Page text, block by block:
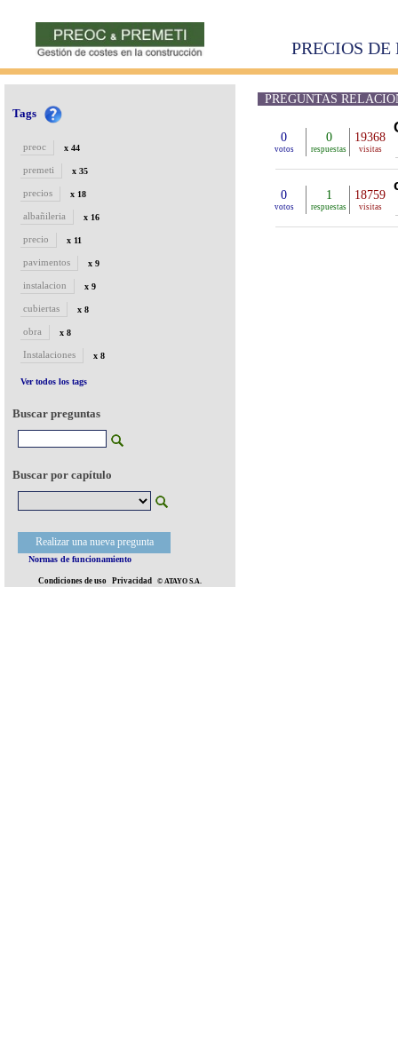
PRECIOS
Tags
preoc x 44
premeti x 35
precios x 18
albañileria x 16
precio x 11
pavimentos x 9
instalacion x 9
cubiertas x 8
obra x 8
Instalaciones x 8
Ver todos los tags
Buscar preguntas
Buscar por capítulo
Realizar una nueva pregunta
Normas de funcionamiento
Condiciones de uso Privacidad © ATAYO S.A.
PREGUNTAS
0
votos
0
respuestas
19368
visitas
0
votos
1
respuestas
18759
visitas